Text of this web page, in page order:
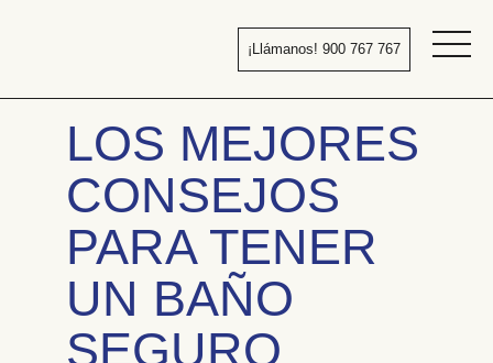
por
ducha
¡Llámanos! 900 767 767
LOS MEJORES
CONSEJOS
PARA TENER
UN BAÑO
SEGURO